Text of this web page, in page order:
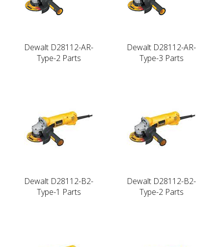
Dewalt D28112-AR-
Type-2 Parts
Dewalt D28112-AR-
Type-3 Parts
Dewalt D28112-B2-
Type-1 Parts
Dewalt D28112-B2-
Type-2 Parts